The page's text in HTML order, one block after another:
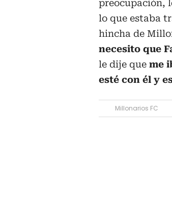
preocupación,
lo que estaba
hincha de
necesito que
le dije que me
esté con él y
Millonarios FC